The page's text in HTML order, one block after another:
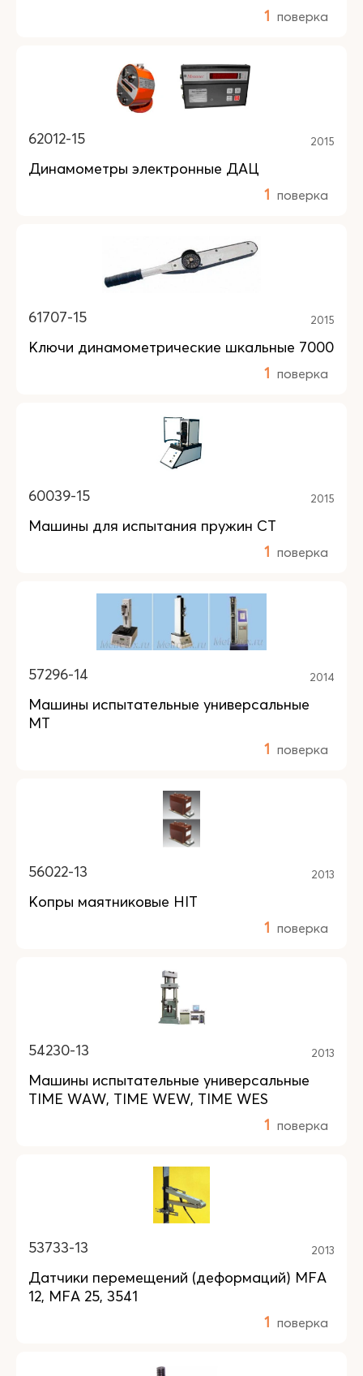
1 поверка
62012-15 2015
Динамометры электронные ДАЦ
1 поверка
61707-15 2015
Ключи динамометрические шкальные 7000
1 поверка
60039-15 2015
Машины для испытания пружин CT
1 поверка
57296-14 2014
Машины испытательные универсальные
МТ
1 поверка
56022-13 2013
Копры маятниковые HIT
1 поверка
54230-13 2013
Машины испытательные универсальные
TIME WAW, TIME WEW, TIME WES
1 поверка
53733-13 2013
Датчики перемещений (деформаций) MFA
12, MFA 25, 3541
1 поверка